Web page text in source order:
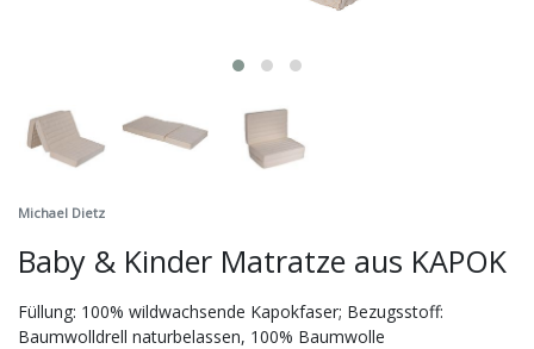
Michael Dietz
Baby & Kinder Matratze aus KAPOK
Füllung: 100% wildwachsende Kapokfaser; Bezugsstoff:
Baumwolldrell naturbelassen, 100% Baumwolle